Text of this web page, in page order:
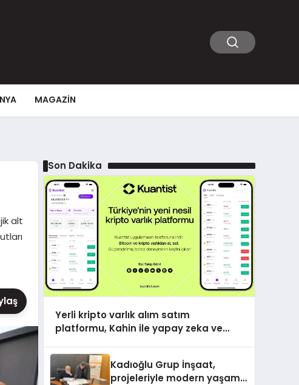
MAGAZIN
alt
Son Dakika
Yerli kripto varlık alım satım
platformu, Kahin ile yapay zeka ve
Kadıoğlu Grup İnşaat,
projeleriyle modern yaşamı